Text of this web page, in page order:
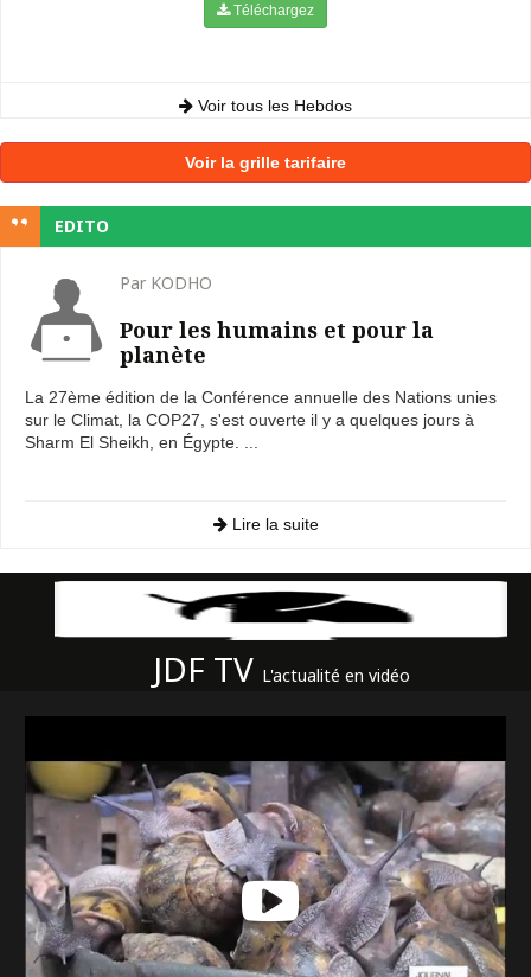
Téléchargez
Voir tous les Hebdos
Voir la grille tarifaire
EDITO
Par KODHO
Pour les humains et pour la
planète
La 27ème édition de la Conférence annuelle des Nations unies
sur le Climat, la COP27, s'est ouverte il y a quelques jours à
Sharm El Sheikh, en Égypte. ...
Lire la suite
JDF TV L'actualité en vidéo